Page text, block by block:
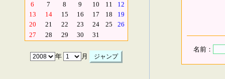
6
7 8 9 10 11
12
13
14 15 16 17 18
19
20
21 22 23 24 25
26
27
28 29 30 31
年 月
名前：